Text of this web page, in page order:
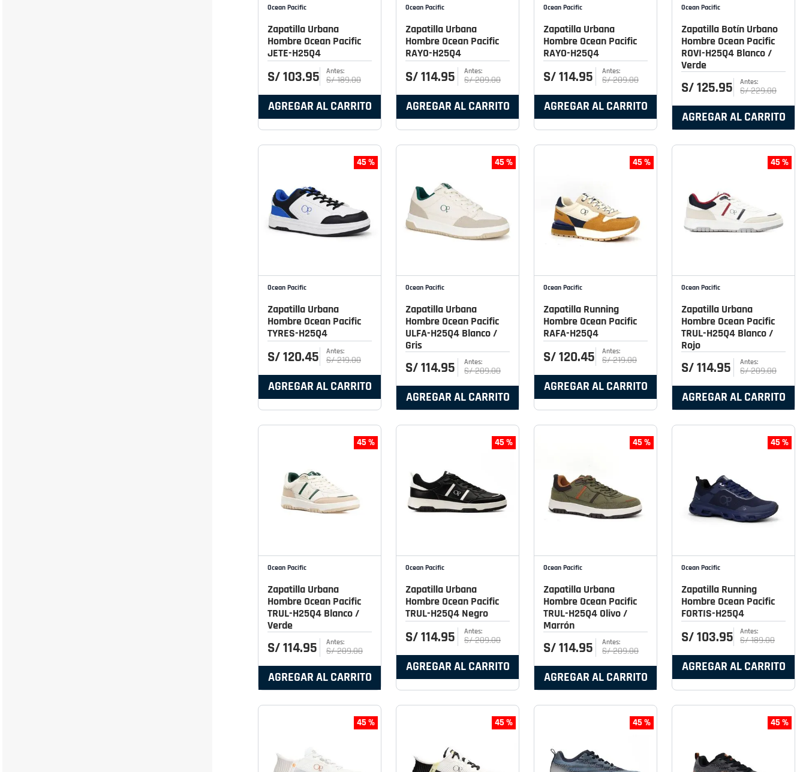
Ocean Pacific
Zapatilla Urbana
Hombre Ocean Pacific
JETE-H25Q4
S/103.95 S/189.00
AGREGAR AL CARRITO
Ocean Pacific
Zapatilla Urbana
Hombre Ocean Pacific
RAYO-H25Q4
S/114.95 S/209.00
AGREGAR AL CARRITO
Ocean Pacific
Zapatilla Urbana
Hombre Ocean Pacific
RAYO-H25Q4
S/114.95 S/209.00
AGREGAR AL CARRITO
Ocean Pacific
Zapatilla Botín Urbano
Hombre Ocean Pacific
ROVI-H25Q4 Blanco /
Verde
S/125.95 S/229.00
AGREGAR AL CARRITO
45 %
Ocean Pacific
Zapatilla Urbana
Hombre Ocean Pacific
TYRES-H25Q4
S/120.45 S/219.00
AGREGAR AL CARRITO
45 %
Ocean Pacific
Zapatilla Urbana
Hombre Ocean Pacific
ULFA-H25Q4 Blanco /
Gris
S/114.95 S/209.00
AGREGAR AL CARRITO
45 %
Ocean Pacific
Zapatilla Running
Hombre Ocean Pacific
RAFA-H25Q4
S/120.45 S/219.00
AGREGAR AL CARRITO
45 %
Ocean Pacific
Zapatilla Urbana
Hombre Ocean Pacific
TRUL-H25Q4 Blanco /
Rojo
S/114.95 S/209.00
AGREGAR AL CARRITO
45 %
Ocean Pacific
Zapatilla Urbana
Hombre Ocean Pacific
TRUL-H25Q4 Blanco /
Verde
S/114.95 S/209.00
AGREGAR AL CARRITO
45 %
Ocean Pacific
Zapatilla Urbana
Hombre Ocean Pacific
TRUL-H25Q4 Negro
S/114.95 S/209.00
AGREGAR AL CARRITO
45 %
Ocean Pacific
Zapatilla Urbana
Hombre Ocean Pacific
TRUL-H25Q4 Olivo /
Marrón
S/114.95 S/209.00
AGREGAR AL CARRITO
45 %
Ocean Pacific
Zapatilla Running
Hombre Ocean Pacific
FORTIS-H25Q4
S/103.95 S/189.00
AGREGAR AL CARRITO
45 % 45 % 45 % 45 %